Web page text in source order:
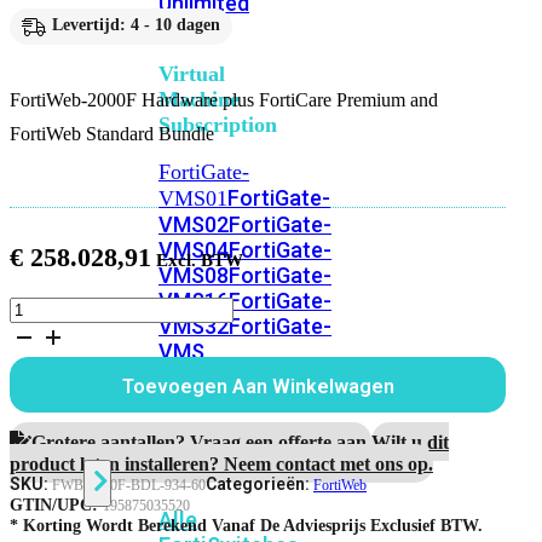
Virtual
Machine
Subscription
FortiGate-
VMS01FortiGate-
VMS02FortiGate-
VMS04FortiGate-
VMS08FortiGate-
VMS16FortiGate-
VMS32FortiGate-
VMS
Unlimited
Switch
Alle
Levertijd: 4 - 10 dagen
FortiWeb-2000F Hardware plus FortiCare Premium and
FortiWeb Standard Bundle
€ 258.028,91
FortiWeb-
2000F
Hardware
plus
5
jaar
FortiCare
Premium
and
FortiWeb
Standard
Toevoegen Aan Winkelwagen
Grotere aantallen? Vraag een offerte aan.Wilt u dit
product laten installeren? Neem contact met ons op.
SKU:FWB-2000F-BDL-934-60Categorieën:FortiWeb
GTIN/UPC:195875035520
* Korting Wordt Berekend Vanaf De Adviesprijs Exclusief BTW.